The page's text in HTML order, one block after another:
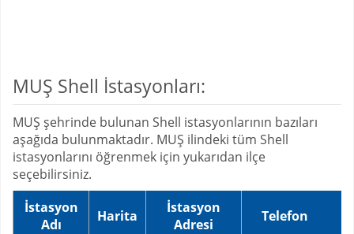
MUŞ Shell İstasyonları:
MUŞ şehrinde bulunan Shell istasyonlarının bazıları
aşağıda bulunmaktadır. MUŞ ilindeki tüm Shell
istasyonlarını öğrenmek için yukarıdan ilçe
seçebilirsiniz.
İstasyon
Adı
Harita
İstasyon
Adresi
Telefon